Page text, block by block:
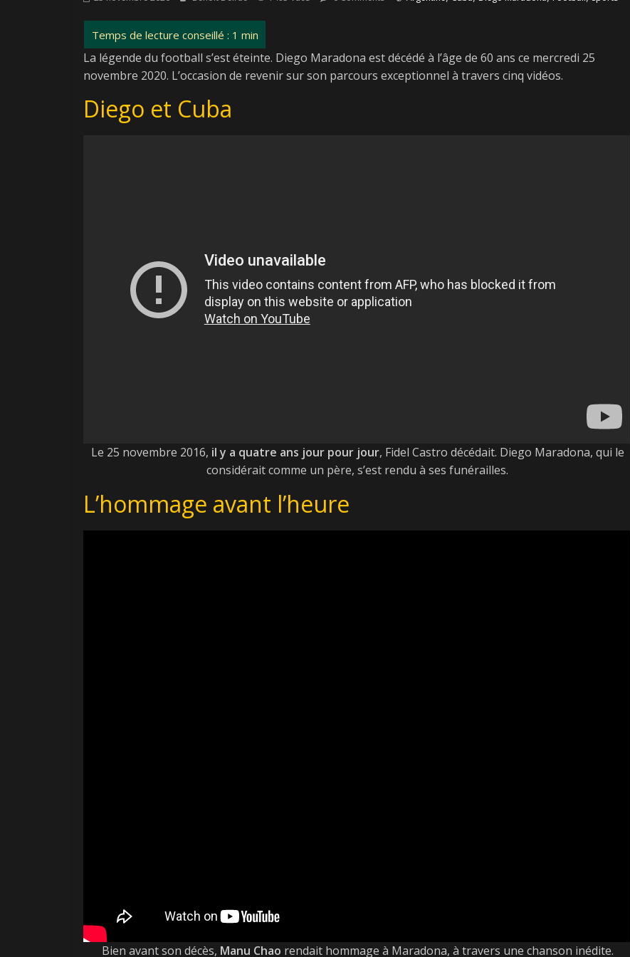
La légende du football s’est éteinte. Diego Maradona est décédé à l’âge de 60 ans ce mercredi 25
novembre 2020. L’occasion de revenir sur son parcours exceptionnel à travers cinq vidéos.
Diego et Cuba
Le 25 novembre 2016, il y a quatre ans jour pour jour, Fidel Castro décédait. Diego Maradona, qui le
considérait comme un père, s’est rendu à ses funérailles.
L’hommage avant l’heure
Bien avant son décès, Manu Chao rendait hommage à Maradona, à travers une chanson inédite.